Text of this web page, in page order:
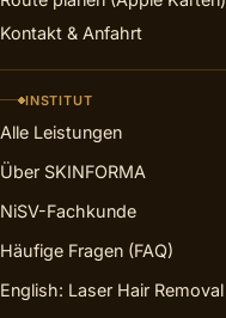
Kontakt & Anfahrt
INSTITUT
Alle Leistungen
Über SKINFORMA
NiSV-Fachkunde
Häufige Fragen (FAQ)
English: Laser Hair Removal